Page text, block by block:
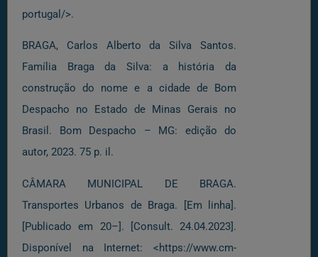
portugal/>.
BRAGA, Carlos Alberto da Silva Santos.
Família Braga da Silva: a história da
construção do nome e a cidade de Bom
Despacho no Estado de Minas Gerais no
Brasil. Bom Despacho – MG: edição do
autor, 2023. 75 p. il.
CÂMARA MUNICIPAL DE BRAGA.
Transportes Urbanos de Braga. [Em linha].
[Publicado em 20–]. [Consult. 24.04.2023].
Disponível na Internet: <https://www.cm-